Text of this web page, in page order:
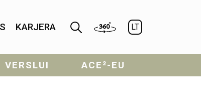
KARJERA LT
VERSLUI ACE²-EU